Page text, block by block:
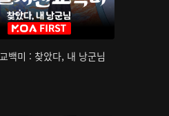
백미 : 찾았다, 내 낭군님